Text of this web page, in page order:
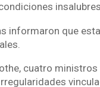
informaron que
cuatro ministros